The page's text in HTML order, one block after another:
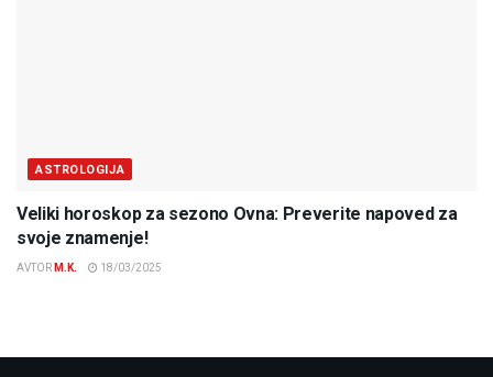
ASTROLOGIJA
Veliki horoskop za sezono Ovna: Preverite napoved za
svoje znamenje!
AVTOR M.K. 18/03/2025